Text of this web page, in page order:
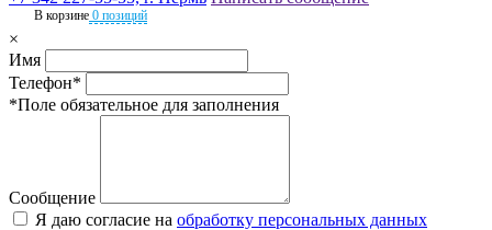
В корзине 0 позиций
×
Имя
Телефон*
*Поле обязательное для заполнения
Сообщение
Я даю согласие на обработку персональных данных